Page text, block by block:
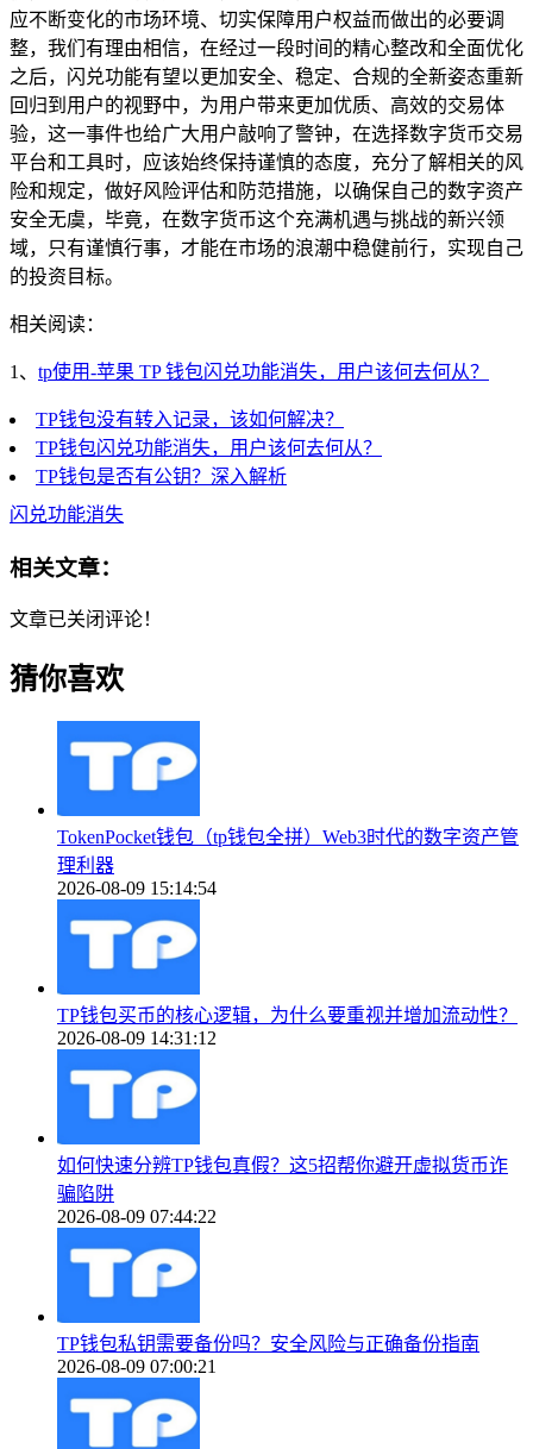
应不断变化的市场环境、切实保障用户权益而做出的必要调
整，我们有理由相信，在经过一段时间的精心整改和全面优化
之后，闪兑功能有望以更加安全、稳定、合规的全新姿态重新
回归到用户的视野中，为用户带来更加优质、高效的交易体
验，这一事件也给广大用户敲响了警钟，在选择数字货币交易
平台和工具时，应该始终保持谨慎的态度，充分了解相关的风
险和规定，做好风险评估和防范措施，以确保自己的数字资产
安全无虞，毕竟，在数字货币这个充满机遇与挑战的新兴领
域，只有谨慎行事，才能在市场的浪潮中稳健前行，实现自己
的投资目标。
相关阅读：
1、 tp使用-苹果 TP 钱包闪兑功能消失，用户该何去何从？
TP钱包没有转入记录，该如何解决？
TP钱包闪兑功能消失，用户该何去何从？
TP钱包是否有公钥？深入解析
闪兑功能消失
相关文章：
文章已关闭评论！
猜你喜欢
TokenPocket钱包（tp钱包全拼）Web3时代的数字资产管
理利器
2026-08-09 15:14:54
TP钱包买币的核心逻辑，为什么要重视并增加流动性？
2026-08-09 14:31:12
如何快速分辨TP钱包真假？这5招帮你避开虚拟货币诈
骗陷阱
2026-08-09 07:44:22
TP钱包私钥需要备份吗？安全风险与正确备份指南
2026-08-09 07:00:21